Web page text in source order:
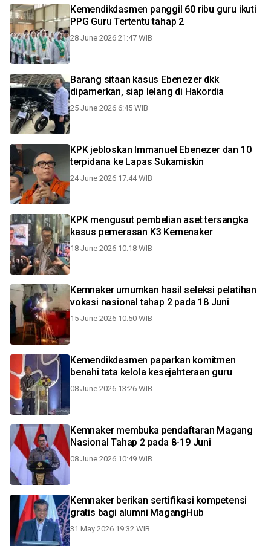
Kemendikdasmen panggil 60 ribu guru ikuti
PPG Guru Tertentu tahap 2
28 June 2026 21:47 WIB
Barang sitaan kasus Ebenezer dkk
dipamerkan, siap lelang di Hakordia
25 June 2026 6:45 WIB
KPK jebloskan Immanuel Ebenezer dan 10
terpidana ke Lapas Sukamiskin
24 June 2026 17:44 WIB
KPK mengusut pembelian aset tersangka
kasus pemerasan K3 Kemenaker
18 June 2026 10:18 WIB
Kemnaker umumkan hasil seleksi pelatihan
vokasi nasional tahap 2 pada 18 Juni
15 June 2026 10:50 WIB
Kemendikdasmen paparkan komitmen
benahi tata kelola kesejahteraan guru
08 June 2026 13:26 WIB
Kemnaker membuka pendaftaran Magang
Nasional Tahap 2 pada 8-19 Juni
08 June 2026 10:49 WIB
Kemnaker berikan sertifikasi kompetensi
gratis bagi alumni MagangHub
31 May 2026 19:32 WIB